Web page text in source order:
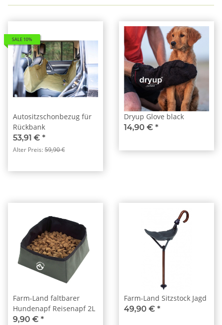
SALE 10%
Autositzschonbezug für
Rückbank
53,91 € *
Alter Preis:59,90 €
Dryup Glove black
14,90 € *
Farm-Land faltbarer
Hundenapf Reisenapf 2L
9,90 € *
Farm-Land Sitzstock Jagd
49,90 € *